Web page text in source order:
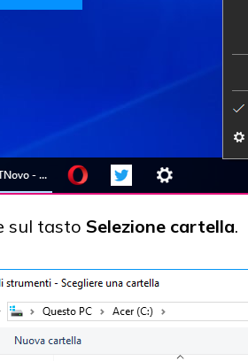
sul tasto Selezione cartella.